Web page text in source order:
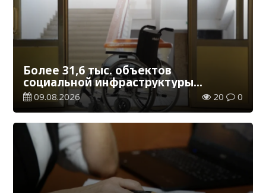
Более 31,6 тыс. объектов
социальной инфраструктуры
адаптированы для лиц с
инвалидностью
09.08.2026 20 0